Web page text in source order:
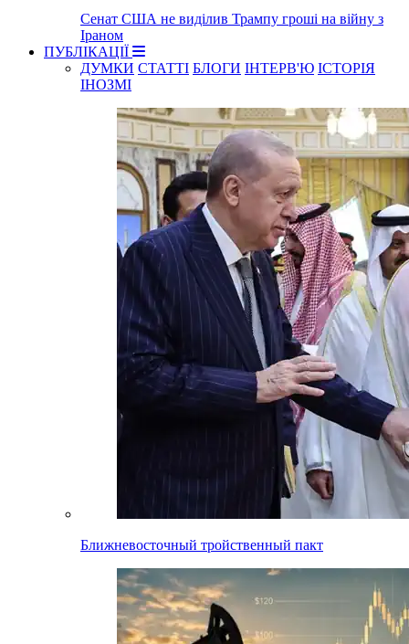
Сенат США не виділив Трампу гроші на війну з
Іраном
ПУБЛІКАЦІЇ
ДУМКИ СТАТТІ БЛОГИ ІНТЕРВ'Ю ІСТОРІЯ
ІНОЗМІ
Ближневосточный тройственный пакт